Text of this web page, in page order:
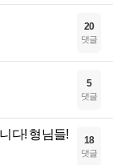
20
댓글
5
댓글
다! 형님들! 18
댓글